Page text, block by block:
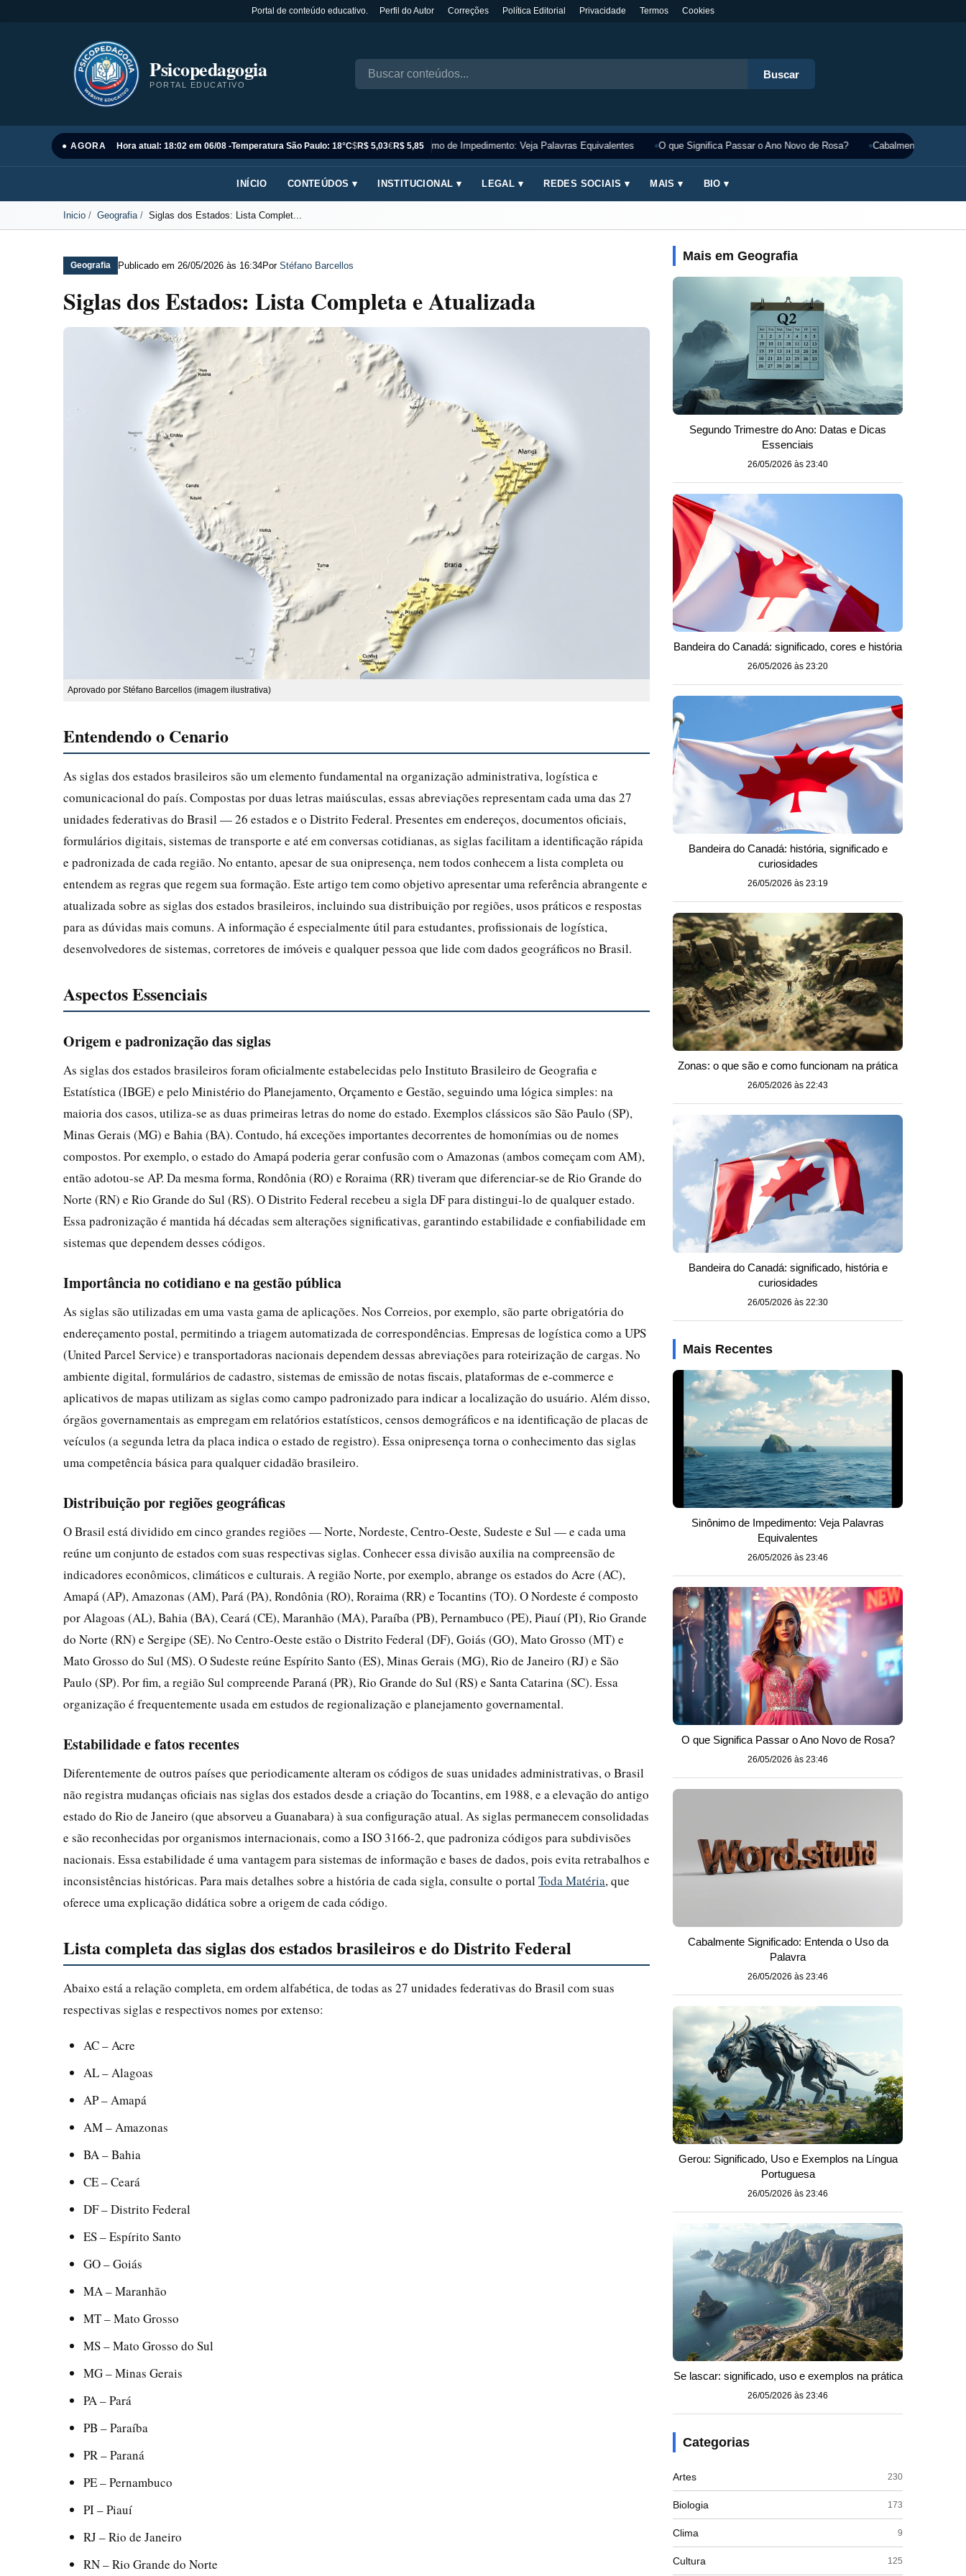
Portal de conteúdo educativo. Perfil do Autor Correções Política Editorial Privacidade Termos Cookies
Psicopedagogia
PORTAL EDUCATIVO
Buscar
● AGORA Hora atual: 18:02 em 06/08 -Temperatura São Paulo: 18°C$R$ 5,03€R$ 5,85
Sinônimo de Impedimento: Veja Palavras Equivalentes O que Significa Passar o Ano Novo de Rosa? Cabalmente
INÍCIO CONTEÚDOS ▾ INSTITUCIONAL ▾ LEGAL ▾ REDES SOCIAIS ▾ MAIS ▾ BIO ▾
Inicio Geografia Siglas dos Estados: Lista Complet...
Geografia Publicado em 26/05/2026 às 16:34Por Stéfano Barcellos
Siglas dos Estados: Lista Completa e Atualizada
Aprovado por Stéfano Barcellos (imagem ilustrativa)
Entendendo o Cenario
As siglas dos estados brasileiros são um elemento fundamental na organização administrativa, logística e
comunicacional do país. Compostas por duas letras maiúsculas, essas abreviações representam cada uma das 27
unidades federativas do Brasil — 26 estados e o Distrito Federal. Presentes em endereços, documentos oficiais,
formulários digitais, sistemas de transporte e até em conversas cotidianas, as siglas facilitam a identificação rápida
e padronizada de cada região. No entanto, apesar de sua onipresença, nem todos conhecem a lista completa ou
entendem as regras que regem sua formação. Este artigo tem como objetivo apresentar uma referência abrangente e
atualizada sobre as siglas dos estados brasileiros, incluindo sua distribuição por regiões, usos práticos e respostas
para as dúvidas mais comuns. A informação é especialmente útil para estudantes, profissionais de logística,
desenvolvedores de sistemas, corretores de imóveis e qualquer pessoa que lide com dados geográficos no Brasil.
Aspectos Essenciais
Origem e padronização das siglas
As siglas dos estados brasileiros foram oficialmente estabelecidas pelo Instituto Brasileiro de Geografia e
Estatística (IBGE) e pelo Ministério do Planejamento, Orçamento e Gestão, seguindo uma lógica simples: na
maioria dos casos, utiliza-se as duas primeiras letras do nome do estado. Exemplos clássicos são São Paulo (SP),
Minas Gerais (MG) e Bahia (BA). Contudo, há exceções importantes decorrentes de homonímias ou de nomes
compostos. Por exemplo, o estado do Amapá poderia gerar confusão com o Amazonas (ambos começam com AM),
então adotou-se AP. Da mesma forma, Rondônia (RO) e Roraima (RR) tiveram que diferenciar-se de Rio Grande do
Norte (RN) e Rio Grande do Sul (RS). O Distrito Federal recebeu a sigla DF para distingui-lo de qualquer estado.
Essa padronização é mantida há décadas sem alterações significativas, garantindo estabilidade e confiabilidade em
sistemas que dependem desses códigos.
Importância no cotidiano e na gestão pública
As siglas são utilizadas em uma vasta gama de aplicações. Nos Correios, por exemplo, são parte obrigatória do
endereçamento postal, permitindo a triagem automatizada de correspondências. Empresas de logística como a UPS
(United Parcel Service) e transportadoras nacionais dependem dessas abreviações para roteirização de cargas. No
ambiente digital, formulários de cadastro, sistemas de emissão de notas fiscais, plataformas de e-commerce e
aplicativos de mapas utilizam as siglas como campo padronizado para indicar a localização do usuário. Além disso,
órgãos governamentais as empregam em relatórios estatísticos, censos demográficos e na identificação de placas de
veículos (a segunda letra da placa indica o estado de registro). Essa onipresença torna o conhecimento das siglas
uma competência básica para qualquer cidadão brasileiro.
Distribuição por regiões geográficas
O Brasil está dividido em cinco grandes regiões — Norte, Nordeste, Centro-Oeste, Sudeste e Sul — e cada uma
reúne um conjunto de estados com suas respectivas siglas. Conhecer essa divisão auxilia na compreensão de
indicadores econômicos, climáticos e culturais. A região Norte, por exemplo, abrange os estados do Acre (AC),
Amapá (AP), Amazonas (AM), Pará (PA), Rondônia (RO), Roraima (RR) e Tocantins (TO). O Nordeste é composto
por Alagoas (AL), Bahia (BA), Ceará (CE), Maranhão (MA), Paraíba (PB), Pernambuco (PE), Piauí (PI), Rio Grande
do Norte (RN) e Sergipe (SE). No Centro-Oeste estão o Distrito Federal (DF), Goiás (GO), Mato Grosso (MT) e
Mato Grosso do Sul (MS). O Sudeste reúne Espírito Santo (ES), Minas Gerais (MG), Rio de Janeiro (RJ) e São
Paulo (SP). Por fim, a região Sul compreende Paraná (PR), Rio Grande do Sul (RS) e Santa Catarina (SC). Essa
organização é frequentemente usada em estudos de regionalização e planejamento governamental.
Estabilidade e fatos recentes
Diferentemente de outros países que periodicamente alteram os códigos de suas unidades administrativas, o Brasil
não registra mudanças oficiais nas siglas dos estados desde a criação do Tocantins, em 1988, e a elevação do antigo
estado do Rio de Janeiro (que absorveu a Guanabara) à sua configuração atual. As siglas permanecem consolidadas
e são reconhecidas por organismos internacionais, como a ISO 3166-2, que padroniza códigos para subdivisões
nacionais. Essa estabilidade é uma vantagem para sistemas de informação e bases de dados, pois evita retrabalhos e
inconsistências históricas. Para mais detalhes sobre a história de cada sigla, consulte o portal Toda Matéria, que
oferece uma explicação didática sobre a origem de cada código.
Lista completa das siglas dos estados brasileiros e do Distrito Federal
Abaixo está a relação completa, em ordem alfabética, de todas as 27 unidades federativas do Brasil com suas
respectivas siglas e respectivos nomes por extenso:
AC – Acre
AL – Alagoas
AP – Amapá
AM – Amazonas
BA – Bahia
CE – Ceará
DF – Distrito Federal
ES – Espírito Santo
GO – Goiás
MA – Maranhão
MT – Mato Grosso
MS – Mato Grosso do Sul
MG – Minas Gerais
PA – Pará
PB – Paraíba
PR – Paraná
PE – Pernambuco
PI – Piauí
RJ – Rio de Janeiro
RN – Rio Grande do Norte
Mais em Geografia
Segundo Trimestre do Ano: Datas e Dicas
Essenciais
26/05/2026 às 23:40
Bandeira do Canadá: significado, cores e história
26/05/2026 às 23:20
Bandeira do Canadá: história, significado e
curiosidades
26/05/2026 às 23:19
Zonas: o que são e como funcionam na prática
26/05/2026 às 22:43
Bandeira do Canadá: significado, história e
curiosidades
26/05/2026 às 22:30
Mais Recentes
Sinônimo de Impedimento: Veja Palavras
Equivalentes
26/05/2026 às 23:46
O que Significa Passar o Ano Novo de Rosa?
26/05/2026 às 23:46
Cabalmente Significado: Entenda o Uso da
Palavra
26/05/2026 às 23:46
Gerou: Significado, Uso e Exemplos na Língua
Portuguesa
26/05/2026 às 23:46
Se lascar: significado, uso e exemplos na prática
26/05/2026 às 23:46
Categorias
Artes 230
Biologia 173
Clima 9
Cultura 125